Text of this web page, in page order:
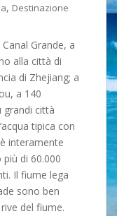
, Destinazione
Grande, a
alla città di
di Zhejiang; a
a 140
grandi città
tipica con
interamente
di 60.000
Il fiume lega
sono ben
del fiume.